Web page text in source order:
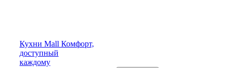
Кухни Mall Комфорт,
доступный
каждому